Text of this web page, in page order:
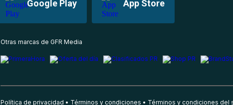
Google Play App Store
Otras marcas de GFR Media
Política de privacidad Términos y condiciones Términos y condiciones del